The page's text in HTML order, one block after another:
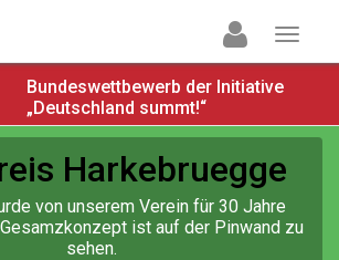
Bundeswettbewerb der Initiative
„Deutschland summt!“
Harkebruegge
von unserem Verein für 30 Jahre
ist auf der Pinwand zu
sehen.